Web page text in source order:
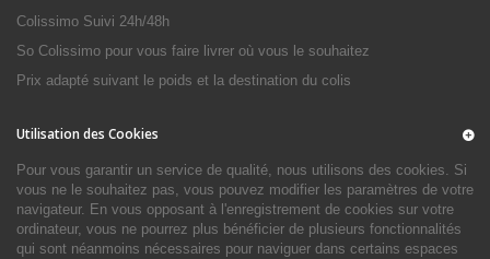
Colissimo Suivi 24h/48h
So Colissimo pour vous faire livrer où vous le souhaitez
Prix adapté suivant le poids et la destination du colis
Utilisation des Cookies
Pour vous garantir un service de qualité, nous utilisons des cookies. Si
vous ne le souhaitez pas, vous pouvez modifier les paramètres de votre
navigateur. En vous opposant à l'enregistrement de cookies sur votre
ordinateur, vous ne pourrez plus bénéficier de plusieurs fonctionnalités
qui sont néanmoins nécessaires pour naviguer dans certains espaces